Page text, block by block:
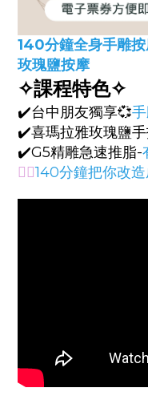
140分鐘全身手雕按
玫瑰鹽按摩
✧課程特色✧
✔️台中朋友獨享💞
✔️喜瑪拉雅玫瑰鹽
✔️G5精雕急速推脂-
❤️‍🔥140分鐘把你改